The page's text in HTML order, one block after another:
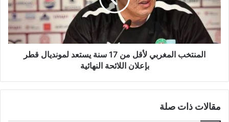
سنة
يستعد
لمونديال
قطر
بإعلان
المنتخب المغربي لأقل من 17 سنة يستعد لمونديال قطر
بإعلان اللائحة النهائية
مقالات ذات صلة